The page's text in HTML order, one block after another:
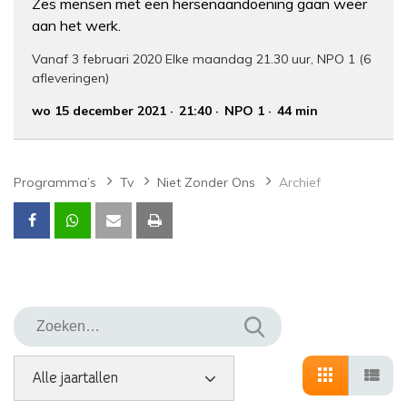
Zes mensen met een hersenaandoening gaan weer
aan het werk.
Vanaf 3 februari 2020 Elke maandag 21.30 uur, NPO 1 (6
afleveringen)
wo 15 december 2021
21:40 NPO 1 44 min
Programma’s Tv Niet Zonder Ons Archief